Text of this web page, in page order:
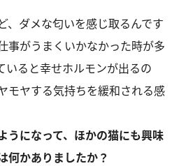
、ダメな匂いを感じ取るんです
がうまくいかなかった時が多
いると幸せホルモンが出るの
モヤする気持ちを緩和される感
になって、ほかの猫にも興味
何かありましたか？